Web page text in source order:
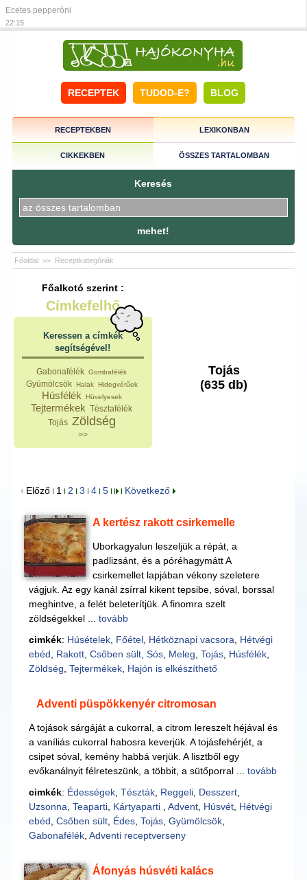
Ecetes pepperóni
22:15
RECEPTEK TUDOD-E? BLOG
RECEPTEKBEN LEXIKONBAN
CIKKEKBEN ÖSSZES TARTALOMBAN
Keresés
mehet!
Főoldal >> Receptkategóriák
Főalkotó szerint :
Címkefelhő
Keressen a címkék
segítségével!
Gabonafélék Gombafélék
Gyümölcsök Halak Hidegvérűek
Húsfélék Hüvelyesek
Tejtermékek Tésztafélék
Tojás Zöldség
>>
Tojás
(635 db)
Előző 1 2 3 4 5 Következő
A kertész rakott csirkemelle
Uborkagyalun leszeljük a répát, a
padlizsánt, és a póréhagymátt A
csirkemellet lapjában vékony szeletere
vágjuk. Az egy kanál zsírral kikent tepsibe, sóval, borssal
meghintve, a felét beleterítjük. A finomra szelt
zöldségekkel ... tovább
cimkék: Húsételek, Főétel, Hétköznapi vacsora
Hétvégi
ebéd
Rakott, Csőben sült, Sós, Meleg Tojás, Húsfélék,
Zöldség Tejtermékek, Hajón is elkészíthető
Adventi püspökkenyér citromosan
A tojások sárgáját a cukorral, a citrom lereszelt héjával és
a vaníliás cukorral habosra keverjük. A tojásfehérjét, a
csipet sóval, kemény habbá verjük. A lisztből egy
evőkanálnyit félreteszünk, a többit, a sütőporral ... tovább
cimkék: Édességek, Tészták, Reggeli, Desszert,
Uzsonna Teaparti, Kártyaparti Advent, Húsvét, Hétvégi
ebéd Csőben sült, Édes, Tojás, Gyümölcsök,
Gabonafélék, Adventi receptverseny
Áfonyás húsvéti kalács